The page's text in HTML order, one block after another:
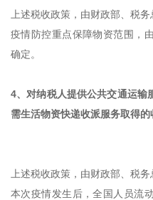
上述税收政策，由财政部、税
疫情防控重点保障物资范围，
确定。
4、对纳税人提供公共交通运输
需生活物资快递收派服务取得的
上述税收政策，由财政部、税
本次疫情发生后，全国人员流